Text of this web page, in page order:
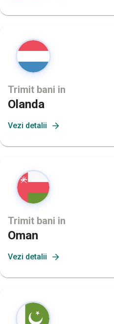
Trimit bani in
Olanda
Vezi detalii
Trimit bani in
Oman
Vezi detalii